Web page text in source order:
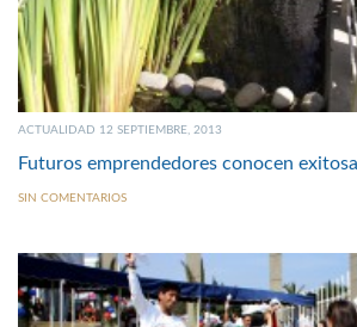
ACTUALIDAD 12 SEPTIEMBRE, 2013
Futuros emprendedores conocen
SIN COMENTARIOS